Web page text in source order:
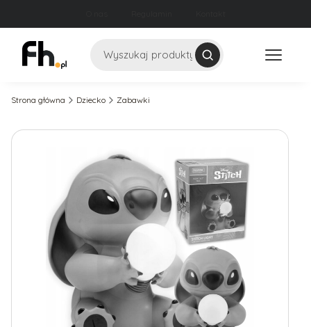
Szukaj
Strona główna Dziecko Zabawki